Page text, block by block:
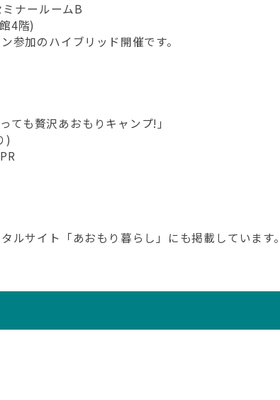
ナールームB
4階)
加のハイブリッド開催です。
ても贅沢あおもりキャンプ!」
)
サイト「あおもり暮らし」にも掲載しています。